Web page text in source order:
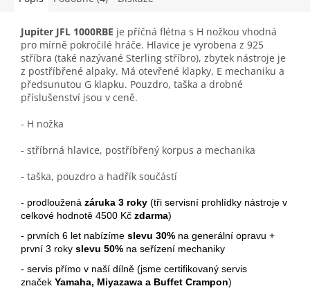
Jupiter JFL 1000RBE je příčná flétna s H nožkou vhodná
pro mírně pokročilé hráče. Hlavice je vyrobena z 925
stříbra (také nazývané Sterling stříbro), zbytek nástroje je
z postříbřené alpaky. Má otevřené klapky, E mechaniku a
předsunutou G klapku. Pouzdro, taška a drobné
příslušenství jsou v ceně.
- H nožka
- stříbrná hlavice, postříbřený korpus a mechanika
- taška, pouzdro a hadřík součástí
- prodloužená záruka 3 roky (tři servisní prohlídky nástroje v
celkové hodnotě 4500 Kč zdarma)
- prvních 6 let nabízíme slevu 30% na generální opravu +
první 3 roky slevu 50% na seřízení mechaniky
- servis přímo v naší dílně (jsme certifikovaný servis
značek Yamaha, Miyazawa a Buffet Crampon)